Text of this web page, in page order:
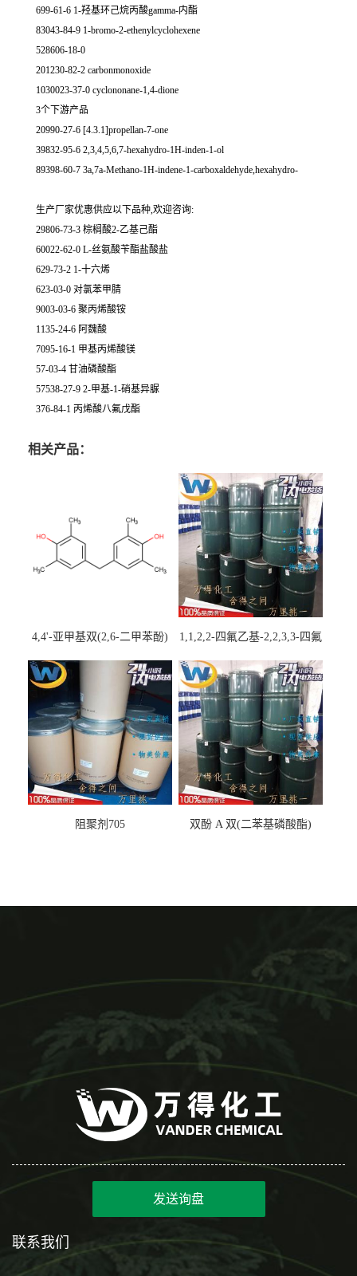
699-61-6 1-羟基环己烷丙酸gamma-内酯
83043-84-9 1-bromo-2-ethenylcyclohexene
528606-18-0
201230-82-2 carbonmonoxide
1030023-37-0 cyclononane-1,4-dione
3个下游产品
20990-27-6 [4.3.1]propellan-7-one
39832-95-6 2,3,4,5,6,7-hexahydro-1H-inden-1-ol
89398-60-7 3a,7a-Methano-1H-indene-1-carboxaldehyde,hexahydro-
生产厂家优惠供应以下品种,欢迎咨询:
29806-73-3 棕榈酸2-乙基己酯
60022-62-0 L-丝氨酸苄酯盐酸盐
629-73-2 1-十六烯
623-03-0 对氯苯甲腈
9003-03-6 聚丙烯酸铵
1135-24-6 阿魏酸
7095-16-1 甲基丙烯酸镁
57-03-4 甘油磷酸酯
57538-27-9 2-甲基-1-硝基异脲
376-84-1 丙烯酸八氟戊酯
相关产品：
4,4'-亚甲基双(2,6-二甲苯酚)
1,1,2,2-四氟乙基-2,2,3,3-四氟
阻聚剂705 双酚 A 双(二苯基磷酸酯)
发送询盘
联系我们